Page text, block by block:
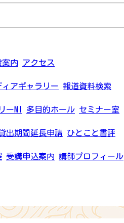
案内 アクセス
ィアギャラリー 報道資料検索
ーMI 多目的ホール セミナー室
出期間延長申請 ひとこと書評
受講申込案内 講師プロフィール